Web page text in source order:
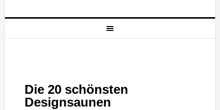
Die 20 schönsten
Designsaunen